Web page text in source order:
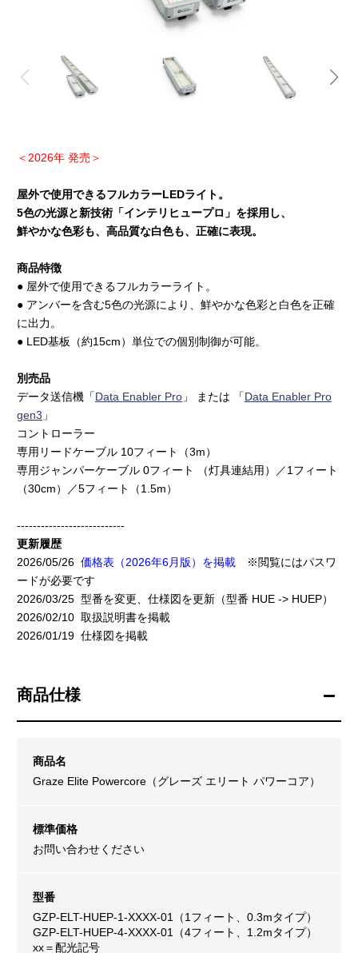
＜2026年 発売＞
屋外で使用できるフルカラーLEDライト。
5色の光源と新技術「インテリヒュープロ」を採用し、
鮮やかな色彩も、高品質な白色も、正確に表現。
商品特徴
● 屋外で使用できるフルカラーライト。
● アンバーを含む5色の光源により、鮮やかな色彩と白色を正確
に出力。
● LED基板（約15cm）単位での個別制御が可能。
別売品
データ送信機「Data Enabler Pro 」 または 「Data Enabler Pro
gen3 」
コントローラー
専用リードケーブル 10フィート（3m）
専用ジャンパーケーブル 0フィート （灯具連結用）／1フィート
（30cm）／5フィート（1.5m）
---------------------------
更新履歴
2026/05/26 価格表（2026年6月版）を掲載 ※閲覧にはパスワ
ードが必要です
2026/03/25 型番を変更、仕様図を更新（型番 HUE -> HUEP）
2026/02/10 取扱説明書を掲載
2026/01/19 仕様図を掲載
商品仕様
商品名
Graze Elite Powercore（グレーズ エリート パワーコア）
標準価格
お問い合わせください
型番
GZP-ELT-HUEP-1-XXXX-01（1フィート、0.3mタイプ）
GZP-ELT-HUEP-4-XXXX-01（4フィート、1.2mタイプ）
xx＝配光記号